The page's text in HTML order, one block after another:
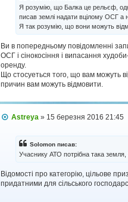
н
н
я
Я розумію, що Балка це рельєф,
писав землі надати вцілому ОСГ а
Я так розумію, що вони можуть
Ви в попередньому повiдомленнi
ОСГ i сiнокосiння i випасання
оренду.
Що стосуеться того, що вам можуть
причин вам можуть вiдмовити.
П
л
е
Astreya » 15 березня 2016 21:45
Solomon писав:
Учаснику АТО потрібна така
Вiдомостi про категорiю, цiльове
придатними для сiльського